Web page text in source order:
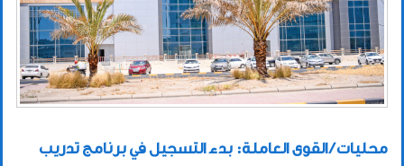
محليات / القوى العاملة: بدء التسجيل في برنامج تدريب